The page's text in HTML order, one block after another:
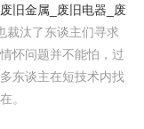
旧金属_废旧电器_废
裁汰了东谈主们寻求
怀问题并不能怕，过
东谈主在短技术内找
。